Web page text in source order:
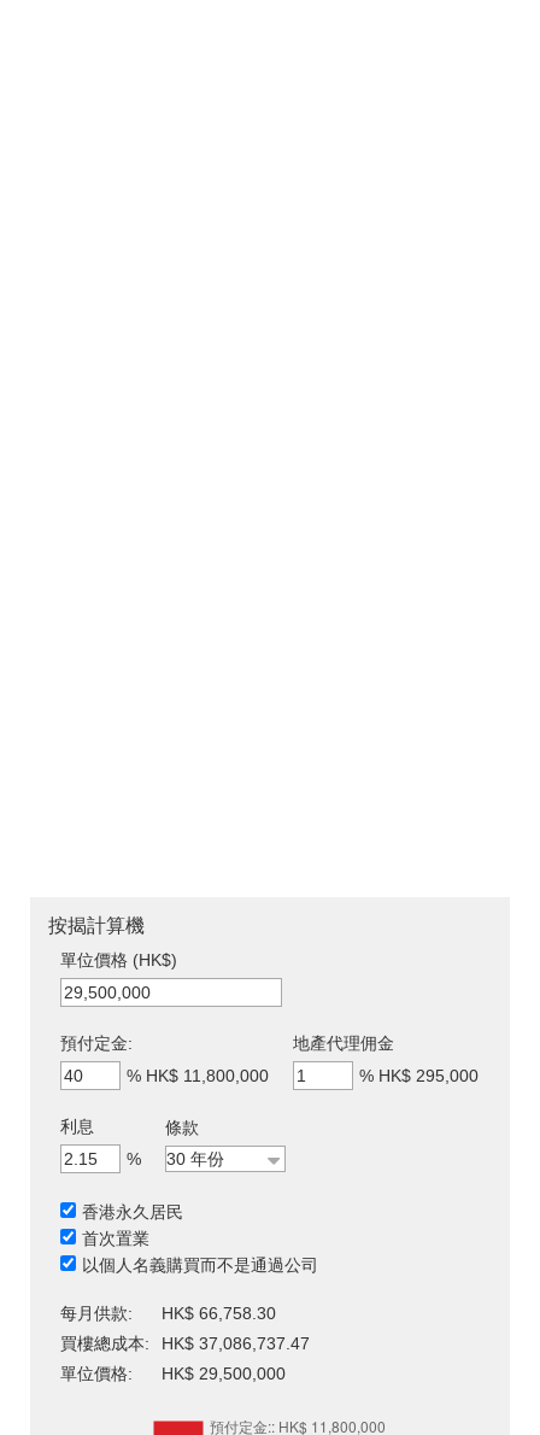
按揭計算機
單位價格 (HK$)
預付定金:
% HK$ 11,800,000
地產代理佣金
% HK$ 295,000
利息
%
條款
香港永久居民
首次置業
以個人名義購買而不是通過公司
每月供款:
HK$ 66,758.30
買樓總成本:
HK$ 37,086,737.47
單位價格:
HK$ 29,500,000